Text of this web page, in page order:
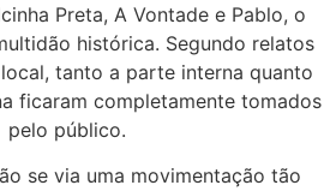
Preta, A Vontade e Pablo, o
histórica. Segundo relatos
tanto a parte interna quanto
ficaram completamente tomados
pelo público.
se via uma movimentação tão